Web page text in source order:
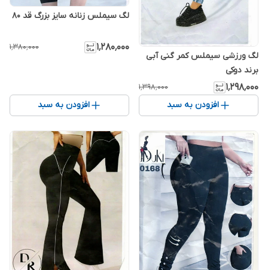
لگ ورزشی سیملس کمر گنی آبی
برند دوکی
۱٬۲۹۸٬۰۰۰ ۱٬۳۹۸٬۰۰۰
افزودن به سبد
لگ سیملس زنانه سایز بزرگ قد 80
۱٬۲۸۰٬۰۰۰ ۱٬۳۸۰٬۰۰۰
افزودن به سبد